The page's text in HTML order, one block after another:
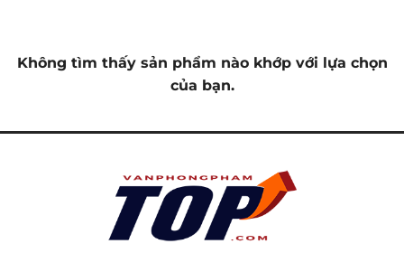
Không tìm thấy sản phẩm nào khớp với lựa chọn
của bạn.